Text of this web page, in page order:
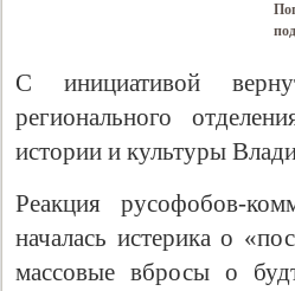
С инициативой
регионального
истории и культуры
Реакция русофобов-
началась истерика о
массовые вбросы о